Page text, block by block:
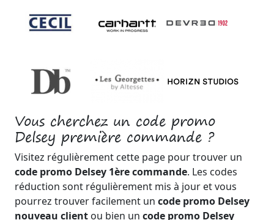
Vous cherchez un code promo
Delsey première commande ?
Visitez régulièrement cette page pour trouver un
code promo Delsey 1ère commande. Les codes
réduction sont régulièrement mis à jour et vous
pourrez trouver facilement un code promo Delsey
nouveau client ou bien un code promo Delsey